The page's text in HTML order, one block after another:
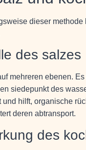
dieser methode
des salzes
mehreren ebenen.
siedepunkt des
und hilft, organische
deren abtransport.
des